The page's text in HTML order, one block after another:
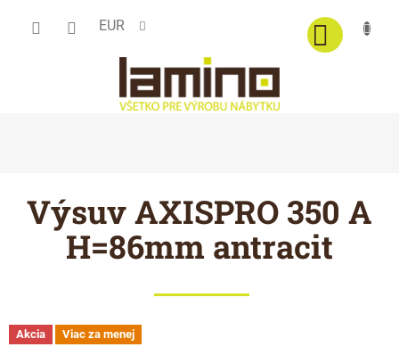
EUR
Výsuv AXISPRO 350 A
H=86mm antracit
Akcia Viac za menej